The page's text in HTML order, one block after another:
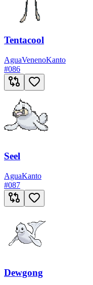
Tentacool
AguaVenenoKanto
#086
Seel
AguaKanto
#087
Dewgong